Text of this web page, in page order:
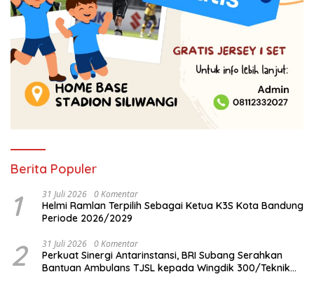
Berita Populer
1 31 Juli 2026 0 Komentar
Helmi Ramlan Terpilih Sebagai Ketua K3S Kota Bandung
Periode 2026/2029
2 31 Juli 2026 0 Komentar
Perkuat Sinergi Antarinstansi, BRI Subang Serahkan
Bantuan Ambulans TJSL kepada Wingdik 300/Teknik